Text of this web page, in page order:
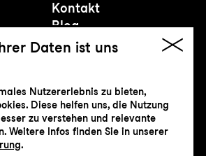
Kontakt
Blog
Presse
Konzert und Theater
Daten ist uns
Nutzererlebnis zu bieten,
Diese helfen uns, die Nutzung
zu verstehen und relevante
Weitere Infos finden Sie in unserer
.